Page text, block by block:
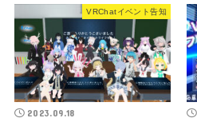
VRChatイベント告知
2023.09.18